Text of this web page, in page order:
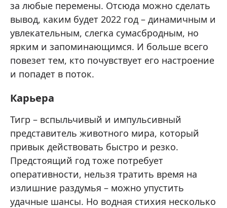
за любые перемены. Отсюда можно сделать
вывод, каким будет 2022 год – динамичным и
увлекательным, слегка сумасбродным, но
ярким и запоминающимся. И больше всего
повезет тем, кто почувствует его настроение
и попадет в поток.
Карьера
Тигр – вспыльчивый и импульсивный
представитель животного мира, который
привык действовать быстро и резко.
Предстоящий год тоже потребует
оперативности, нельзя тратить время на
излишние раздумья – можно упустить
удачные шансы. Но водная стихия несколько